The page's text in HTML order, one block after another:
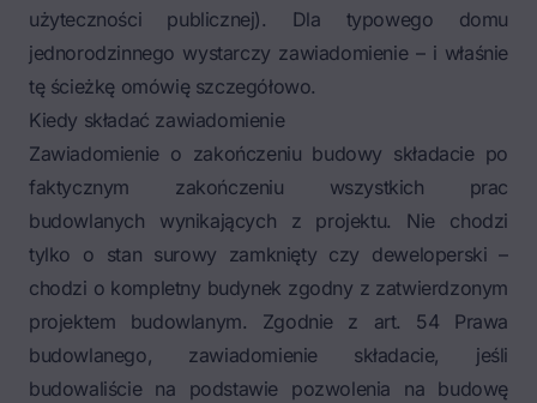
użyteczności publicznej). Dla typowego domu
jednorodzinnego wystarczy zawiadomienie – i właśnie
tę ścieżkę omówię szczegółowo.
Kiedy składać zawiadomienie
Zawiadomienie o zakończeniu budowy składacie po
faktycznym zakończeniu wszystkich prac
budowlanych wynikających z projektu. Nie chodzi
tylko o stan surowy zamknięty czy deweloperski –
chodzi o kompletny budynek zgodny z zatwierdzonym
projektem budowlanym. Zgodnie z art. 54 Prawa
budowlanego, zawiadomienie składacie, jeśli
budowaliście na podstawie pozwolenia na budowę